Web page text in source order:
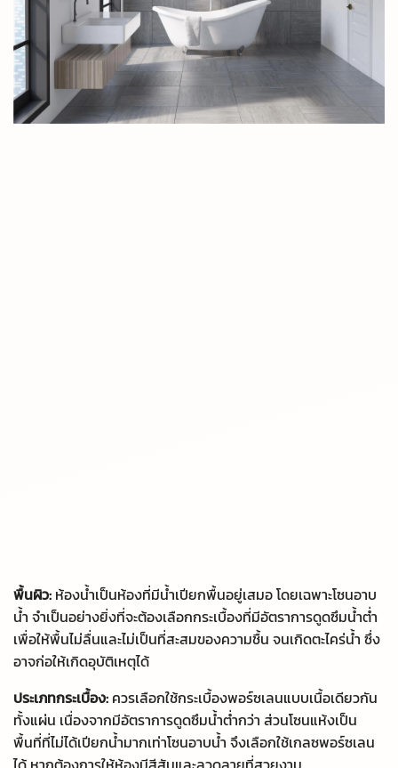
พื้นผิว: ห้องน้ำเป็นห้องที่มีน้ำเปียกพื้นอยู่เสมอ โดยเฉพาะโซนอาบ
น้ำ จำเป็นอย่างยิ่งที่จะต้องเลือกกระเบื้องที่มีอัตราการดูดซึมน้ำต่ำ
เพื่อให้พื้นไม่ลื่นและไม่เป็นที่สะสมของความชื้น จนเกิดตะไคร่น้ำ ซึ่ง
อาจก่อให้เกิดอุบัติเหตุได้
ประเภทกระเบื้อง: ควรเลือกใช้กระเบื้องพอร์ซเลนแบบเนื้อเดียวกัน
ทั้งแผ่น เนื่องจากมีอัตราการดูดซึมน้ำต่ำกว่า ส่วนโซนแห้งเป็น
พื้นที่ที่ไม่ได้เปียกน้ำมากเท่าโซนอาบน้ำ จึงเลือกใช้เกลซพอร์ซเลน